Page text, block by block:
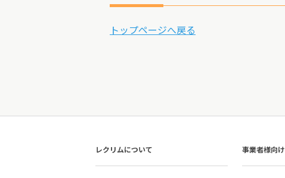
トップページへ戻る
レクリムについて 事業者様向け